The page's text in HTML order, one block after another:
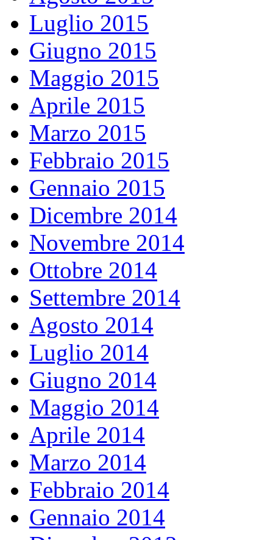
Luglio 2015
Giugno 2015
Maggio 2015
Aprile 2015
Marzo 2015
Febbraio 2015
Gennaio 2015
Dicembre 2014
Novembre 2014
Ottobre 2014
Settembre 2014
Agosto 2014
Luglio 2014
Giugno 2014
Maggio 2014
Aprile 2014
Marzo 2014
Febbraio 2014
Gennaio 2014